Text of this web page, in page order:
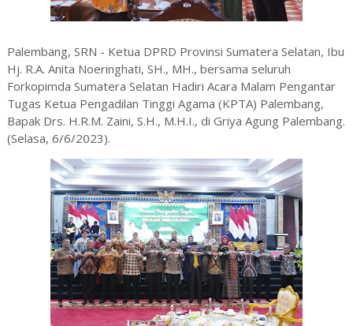
Palembang, SRN - Ketua DPRD Provinsi Sumatera Selatan, Ibu
Hj. R.A. Anita Noeringhati, SH., MH., bersama seluruh
Forkopimda Sumatera Selatan Hadiri Acara Malam Pengantar
Tugas Ketua Pengadilan Tinggi Agama (KPTA) Palembang,
Bapak Drs. H.R.M. Zaini, S.H., M.H.I., di Griya Agung Palembang.
(Selasa, 6/6/2023).